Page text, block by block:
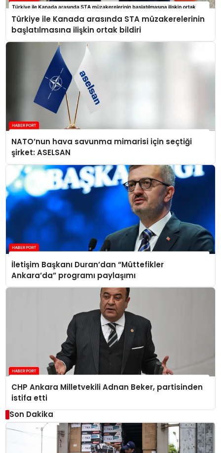
Türkiye ile Kanada arasında STA müzakerelerinin
başlatılmasına ilişkin ortak bildiri
NATO’nun hava savunma mimarisi için seçtiği
şirket: ASELSAN
İletişim Başkanı Duran’dan “Müttefikler
Ankara’da” programı paylaşımı
CHP Ankara Milletvekili Adnan Beker, partisinden
istifa etti
Son Dakika